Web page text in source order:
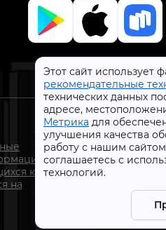
Этот сайт использует
рекомендательные
технических данных
адресе,
Метрика для
улучшения качества
работу с нашим
соглашаетесь с
технологий.
к
на
СтройлоН 1998-
Публичная оферта
Обработка
Политика